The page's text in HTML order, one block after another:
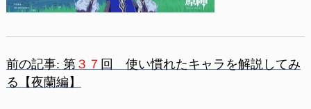
投
前の記事: 第３７ 回 使い慣れたキャラを解説してみ
る【夜蘭編】